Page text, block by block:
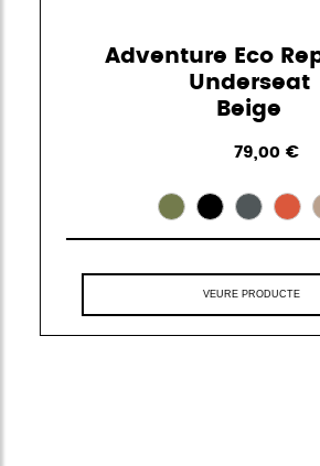
Adventure Eco
Underseat
Beige
79,00 €
VEURE PRODUCTE